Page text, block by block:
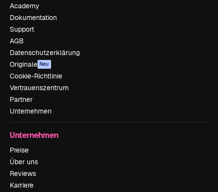
Academy
Dokumentation
Support
AGB
Datenschutzerklärung
Originale Neu
Cookie-Richtlinie
Vertrauenszentrum
Partner
Unternehmen
Unternehmen
Preise
Über uns
Reviews
Karriere